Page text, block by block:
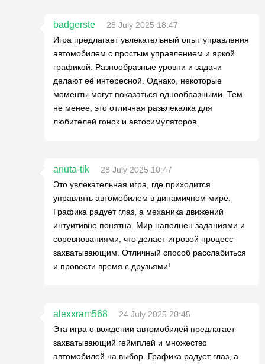
badgerste
28 July 2025 18:47
Игра предлагает увлекательный опыт управления
автомобилем с простым управлением и яркой
графикой. Разнообразные уровни и задачи
делают её интересной. Однако, некоторые
моменты могут показаться однообразными. Тем
не менее, это отличная развлекалка для
любителей гонок и автосимуляторов.
anuta-tik
28 July 2025 10:47
Это увлекательная игра, где приходится
управлять автомобилем в динамичном мире.
Графика радует глаз, а механика движений
интуитивно понятна. Мир наполнен заданиями и
соревнованиями, что делает игровой процесс
захватывающим. Отличный способ расслабиться
и провести время с друзьями!
alexxram568
24 July 2025 20:45
Эта игра о вождении автомобилей предлагает
захватывающий геймплей и множество
автомобилей на выбор. Графика радует глаз, а